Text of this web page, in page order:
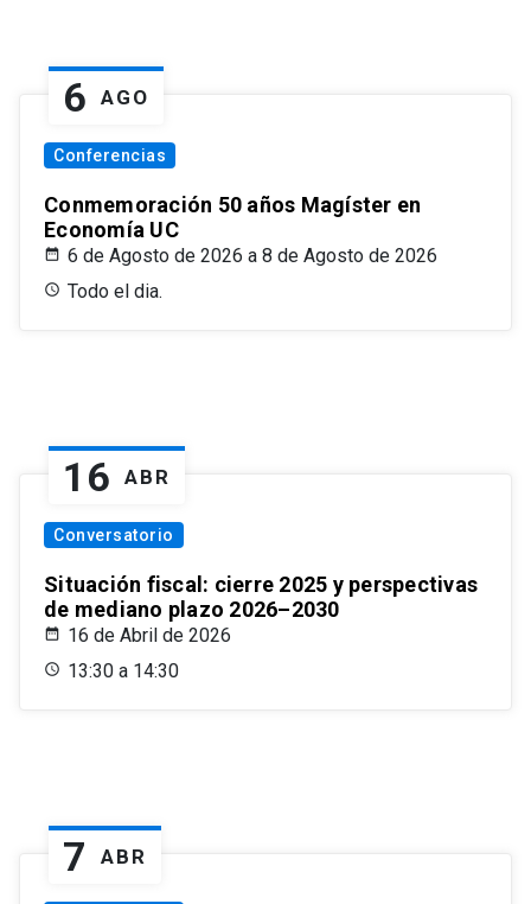
6 AGO
Conferencias
Conmemoración 50 años Magíster en
Economía UC
6 de Agosto de 2026 a 8 de Agosto de 2026
Todo el dia.
16 ABR
Conversatorio
Situación fiscal: cierre 2025 y perspectivas
de mediano plazo 2026–2030
16 de Abril de 2026
13:30 a 14:30
7 ABR